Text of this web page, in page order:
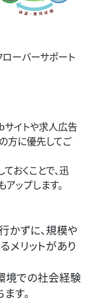
ーバーサポート
イトや求人広告
方に優先してご
おくことで、迅
ップします。
かずに、規模や
メリットがあり
境での社会経験
す。